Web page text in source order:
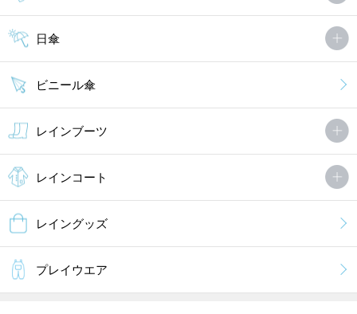
日傘
ビニール傘
レインブーツ
レインコート
レイングッズ
プレイウエア